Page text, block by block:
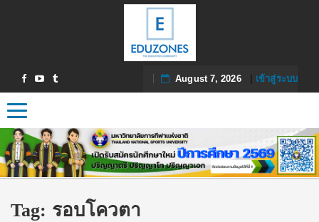
August 7, 2026| เข้าสู่ระบบ
Toggle navigation
Tag: รอบโควตา